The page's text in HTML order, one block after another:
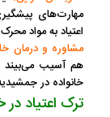
مهارت‌های
اعتیاد به مواد
مشاوره و درمان
هم آسیب می‌بیند
خانواده در
ترک اعتیاد